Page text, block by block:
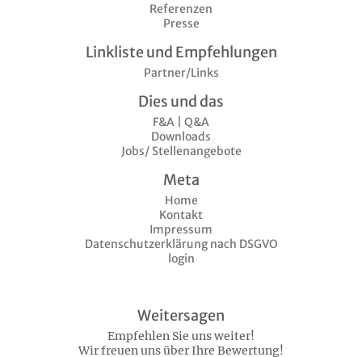
Referenzen
Presse
Linkliste und Empfehlungen
Partner/Links
Dies und das
F&A | Q&A
Downloads
Jobs/ Stellenangebote
Meta
Home
Kontakt
Impressum
Datenschutzerklärung nach DSGVO
login
Weitersagen
Empfehlen Sie uns weiter!
Wir freuen uns über Ihre Bewertung!